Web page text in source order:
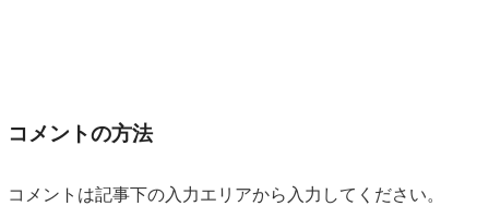
コメントの方法
コメントは記事下の入力エリアから入力してください。